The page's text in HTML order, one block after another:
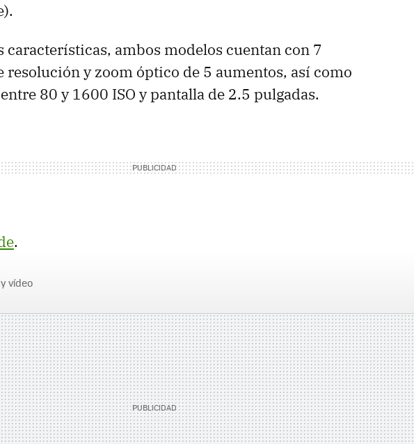
características, ambos modelos cuentan con 7
resolución y zoom óptico de 5 aumentos, así como
80 y 1600 ISO y pantalla de 2.5 pulgadas.
.
vídeo